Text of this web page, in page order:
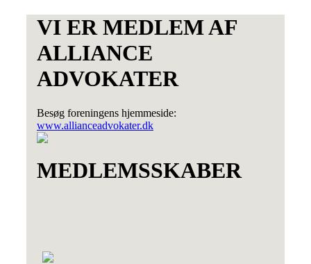
VI ER MEDLEM AF
ALLIANCE
ADVOKATER
Besøg foreningens hjemmeside:
www.allianceadvokater.dk
MEDLEMSSKABER